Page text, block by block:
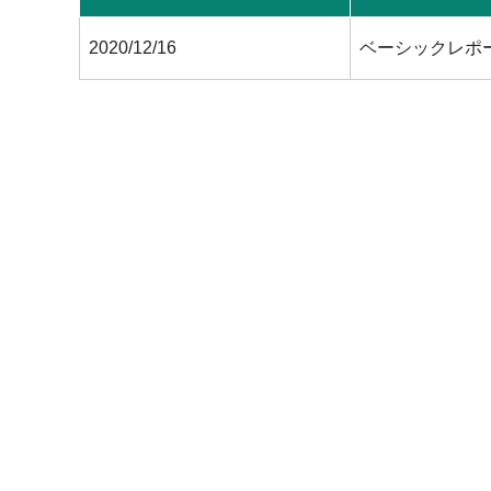
2020/12/16 ベーシックレポ